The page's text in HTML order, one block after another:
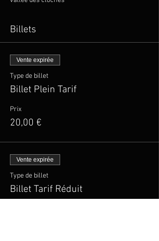
Billets
Vente expirée
Type de billet
Billet Plein Tarif
Prix
20,00 €
Vente expirée
Type de billet
Billet Tarif Réduit